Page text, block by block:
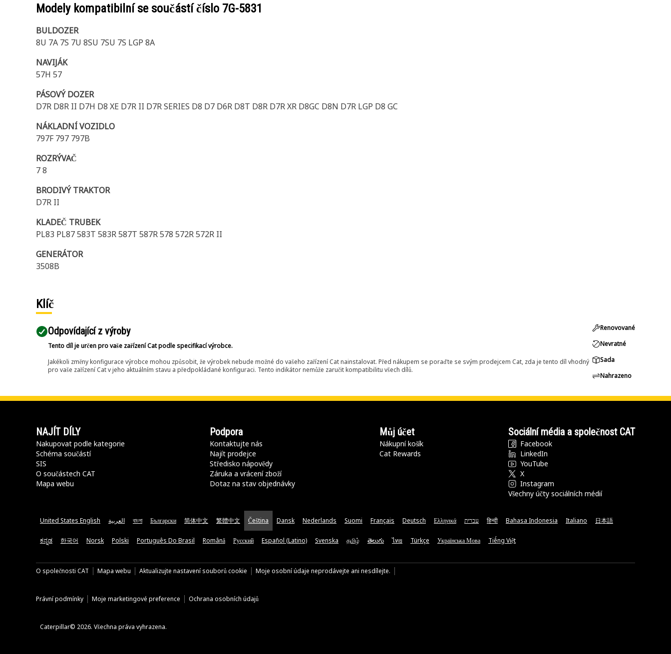
Modely kompatibilní se součástí číslo 7G-5831
BULDOZER
8U 7A 7S 7U 8SU 7SU 7S LGP 8A
NAVIJÁK
57H 57
PÁSOVÝ DOZER
D7R D8R II D7H D8 XE D7R II D7R SERIES D8 D7 D6R D8T D8R D7R XR D8GC D8N D7R LGP D8 GC
NÁKLADNÍ VOZIDLO
797F 797 797B
ROZRÝVAČ
7 8
BRODIVÝ TRAKTOR
D7R II
KLADEČ TRUBEK
PL83 PL87 583T 583R 587T 587R 578 572R 572R II
GENERÁTOR
3508B
Klíč
Odpovídající z výroby
Tento díl je určen pro vaše zařízení Cat podle specifikací výrobce.
Jakékoli změny konfigurace výrobce mohou způsobit, že výrobek nebude možné do vašeho zařízení Cat nainstalovat. Před nákupem se poraďte se svým prodejcem Cat, zda je tento díl vhodný
pro vaše zařízení Cat v jeho aktuálním stavu a předpokládané konfiguraci. Tento indikátor nemůže zaručit kompatibilitu všech dílů.
Renovované
Nevratné
Sada
Nahrazeno
NAJÍT DÍLY
Nakupovat podle kategorie
Schéma součástí
SIS
O součástech CAT
Mapa webu
Podpora
Kontaktujte nás
Najít prodejce
Středisko nápovědy
Záruka a vrácení zboží
Dotaz na stav objednávky
Můj účet
Nákupní košík
Cat Rewards
Sociální média a společnost CAT
Facebook
LinkedIn
YouTube
X
Instagram
Všechny účty sociálních médií
United States English العربية বাংলা Български 简体中文 繁體中文 Čeština Dansk Nederlands Suomi Français Deutsch Ελληνικά עברית हिन्दी Bahasa Indonesia Italiano 日本語
ಕನ್ನಡ 한국어 Norsk Polski Português Do Brasil Română Русский Español (Latino) Svenska தமிழ் తెలుగు ไทย Türkçe Українська Мова Tiếng Việt
O společnosti CAT Mapa webu Aktualizujte nastavení souborů cookie Moje osobní údaje neprodávejte ani nesdílejte.
Právní podmínky Moje marketingové preference Ochrana osobních údajů
Caterpillar© 2026. Všechna práva vyhrazena.